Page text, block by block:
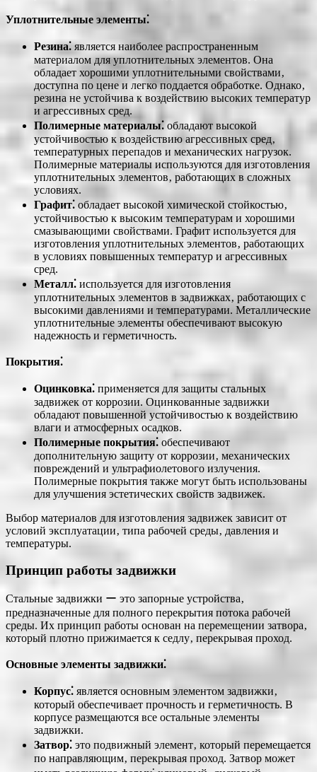
Уплотнительные элементы⁚
Резина⁚является наиболее распространенным
материалом для уплотнительных элементов. Она
обладает хорошими уплотнительными свойствами‚
доступна по цене и легко поддается обработке. Однако‚
резина не устойчива к воздействию высоких температур
и агрессивных сред.
Полимерные материалы⁚ обладают высокой
устойчивостью к воздействию агрессивных сред‚
температурных перепадов и механических нагрузок.
Полимерные материалы используются для изготовления
уплотнительных элементов‚ работающих в сложных
условиях.
Графит⁚ обладает высокой химической стойкостью‚
устойчивостью к высоким температурам и хорошими
смазывающими свойствами. Графит используется для
изготовления уплотнительных элементов‚ работающих
в условиях повышенных температур и агрессивных
сред.
Металл⁚ используется для изготовления
уплотнительных элементов в задвижках‚ работающих с
высокими давлениями и температурами. Металлические
уплотнительные элементы обеспечивают высокую
надежность и герметичность.
Покрытия⁚
Оцинковка⁚ применяется для защиты стальных
задвижек от коррозии. Оцинкованные задвижки
обладают повышенной устойчивостью к воздействию
влаги и атмосферных осадков.
Полимерные покрытия⁚ обеспечивают
дополнительную защиту от коррозии‚ механических
повреждений и ультрафиолетового излучения.
Полимерные покрытия также могут быть использованы
для улучшения эстетических свойств задвижек.
Выбор материалов для изготовления задвижек зависит от
условий эксплуатации‚ типа рабочей среды‚ давления и
температуры.
Принцип работы задвижки
Стальные задвижки ー это запорные устройства‚
предназначенные для полного перекрытия потока рабочей
среды. Их принцип работы основан на перемещении затвора‚
который плотно прижимается к седлу‚ перекрывая проход.
Основные элементы задвижки⁚
Корпус⁚ является основным элементом задвижки‚
который обеспечивает прочность и герметичность. В
корпусе размещаются все остальные элементы
задвижки.
Затвор⁚ это подвижный элемент‚ который перемещается
по направляющим‚ перекрывая проход. Затвор может